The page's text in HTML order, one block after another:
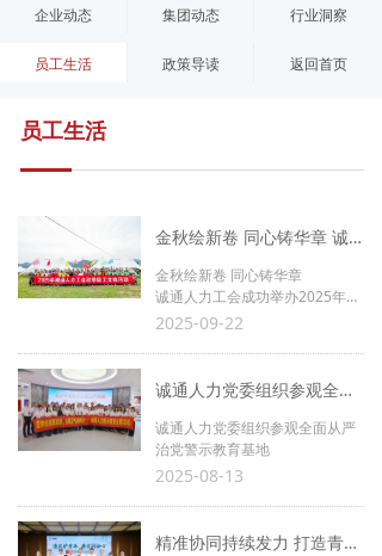
金秋绘新卷 同心铸华章 诚通人力工会成功举办2025年秋季职工文体活动
金秋绘新卷 同心铸华章
诚通人力工会成功举办2025年秋
季职工文体活动
2025-09-22
诚通人力党委组织参观全面从严治党警示教育基地
诚通人力党委组织参观全面从严
治党警示教育基地
2025-08-13
精准协同持续发力 打造青年人才成长高地
员工生活
员工生活 政策导读 返回首页
企业动态 集团动态 行业洞察